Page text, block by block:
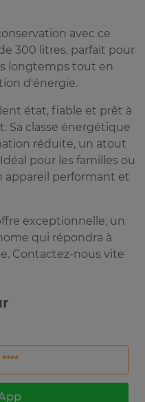
avec ce
300 litres, parfait pour
longtemps tout en
d'énergie.
état, fiable et prêt à
classe énergétique
réduite, un atout
pour les familles ou
appareil performant et
exceptionnelle, un
qui répondra à
Contactez-nous vite